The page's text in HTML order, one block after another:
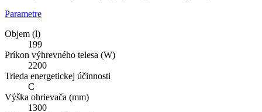
Parametre
Objem (l)
199
Príkon výhrevného telesa (W)
2200
Trieda energetickej účinnosti
C
Výška ohrievača (mm)
1300